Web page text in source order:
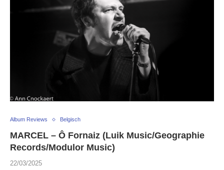
Album Reviews Belgisch
MARCEL – Ô Fornaiz (Luik Music/Geographie
Records/Modulor Music)
22/03/2025